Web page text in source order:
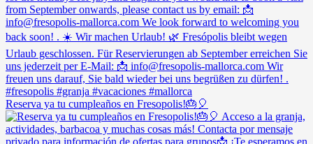
Reserva ya tu cumpleaños en Fresopolis!🎂🎈